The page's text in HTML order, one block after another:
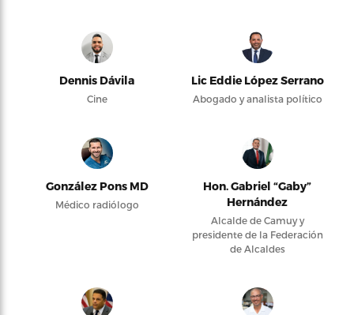
Dennis Dávila
Cine
Lic Eddie López Serrano
Abogado y analista político
González Pons MD
Médico radiólogo
Hon. Gabriel “Gaby”
Hernández
Alcalde de Camuy y
presidente de la Federación
de Alcaldes